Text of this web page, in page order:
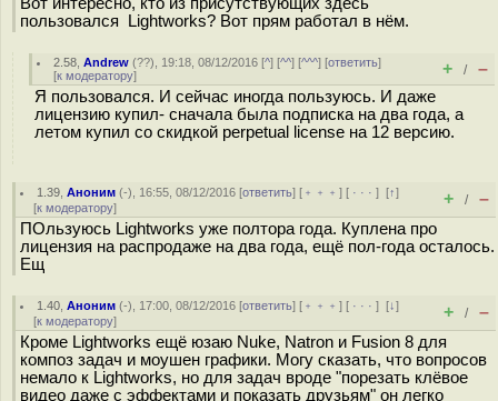
пользовался Lightworks? Вот прям работал в нём.
2.58 ,Andrew (??), 19:18, 08/12/2016 [^] [^^] [^^^] [ответить]
[к модератору] + / –
Я пользовался. И сейчас иногда пользуюсь. И даже
лицензию купил- сначала была подписка на два года, а
летом купил со скидкой perpetual license на 12 версию.
1.39 ,Аноним (-), 16:55, 08/12/2016 [ответить] [ ﹢﹢﹢] [ · · ·][↑]
[к модератору] + / –
ПОльзуюсь Lightworks уже полтора года. Куплена про
лицензия на распродаже на два года, ещё пол-года осталось.
Ещ
1.40 ,Аноним (-), 17:00, 08/12/2016 [ответить] [ ﹢﹢﹢] [ · · ·][↓]
[к модератору] + / –
Кроме Lightworks ещё юзаю Nuke, Natron и Fusion 8 для
композ задач и моушен графики. Могу сказать, что вопросов
немало к Lightworks, но для задач вроде "порезать клёвое
видео даже с эффектами и показать друзьям" он легко